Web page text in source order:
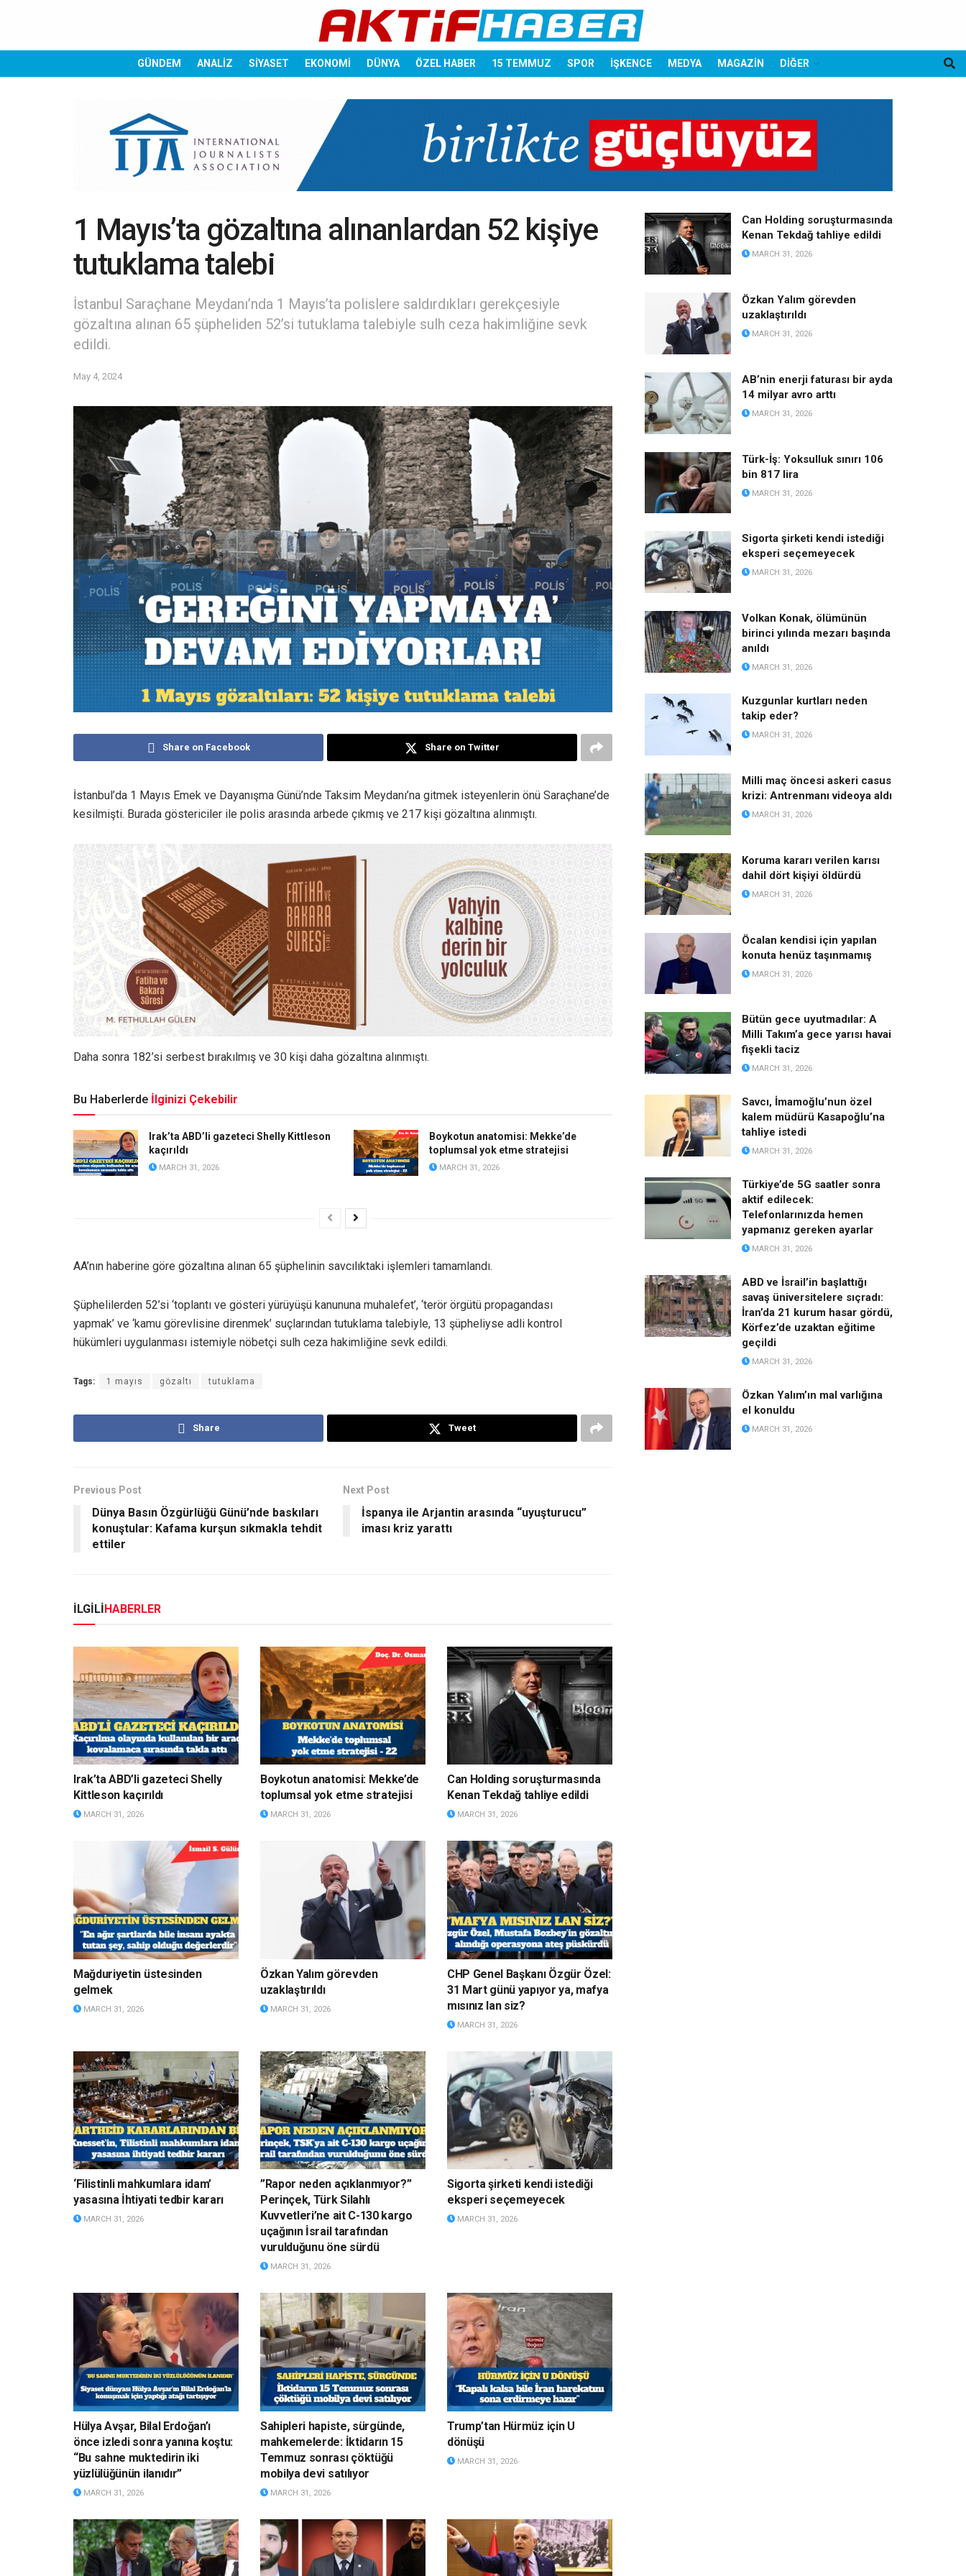
GÜNDEM ANALİZ SİYASET EKONOMİ DÜNYA ÖZEL HABER 15 TEMMUZ SPOR İŞKENCE MEDYA MAGAZİN DİĞER
1 Mayıs’ta gözaltına alınanlardan 52 kişiye
tutuklama talebi
İstanbul Saraçhane Meydanı’nda 1 Mayıs’ta polislere saldırdıkları gerekçesiyle
gözaltına alınan 65 şüpheliden 52’si tutuklama talebiyle sulh ceza hakimliğine sevk
edildi.
May 4, 2024
Share on Facebook Share on Twitter
İstanbul’da 1 Mayıs Emek ve Dayanışma Günü’nde Taksim Meydanı’na gitmek isteyenlerin önü Saraçhane’de
kesilmişti. Burada göstericiler ile polis arasında arbede çıkmış ve 217 kişi gözaltına alınmıştı.
Daha sonra 182’si serbest bırakılmış ve 30 kişi daha gözaltına alınmıştı.
Bu Haberlerde İlginizi Çekebilir
Irak’ta ABD’li gazeteci Shelly Kittleson
kaçırıldı
MARCH 31, 2026
Boykotun anatomisi: Mekke’de
toplumsal yok etme stratejisi
MARCH 31, 2026
AA’nın haberine göre gözaltına alınan 65 şüphelinin savcılıktaki işlemleri tamamlandı.
Şüphelilerden 52’si ‘toplantı ve gösteri yürüyüşü kanununa muhalefet’, ‘terör örgütü propagandası
yapmak’ ve ‘kamu görevlisine direnmek’ suçlarından tutuklama talebiyle, 13 şüpheliyse adli kontrol
hükümleri uygulanması istemiyle nöbetçi sulh ceza hakimliğine sevk edildi.
Tags: 1 mayıs gözaltı tutuklama
Share Tweet
Previous Post
Dünya Basın Özgürlüğü Günü’nde baskıları
konuştular: Kafama kurşun sıkmakla tehdit
ettiler
Next Post
İspanya ile Arjantin arasında “uyuşturucu”
iması kriz yarattı
İLGİLİHABERLER
Irak’ta ABD’li gazeteci Shelly
Kittleson kaçırıldı
MARCH 31, 2026
Boykotun anatomisi: Mekke’de
toplumsal yok etme stratejisi
MARCH 31, 2026
Can Holding soruşturmasında
Kenan Tekdağ tahliye edildi
MARCH 31, 2026
Mağduriyetin üstesinden
gelmek
MARCH 31, 2026
Özkan Yalım görevden
uzaklaştırıldı
MARCH 31, 2026
CHP Genel Başkanı Özgür Özel:
31 Mart günü yapıyor ya, mafya
mısınız lan siz?
MARCH 31, 2026
‘Filistinli mahkumlara idam’
yasasına İhtiyati tedbir kararı
MARCH 31, 2026
”Rapor neden açıklanmıyor?”
Perinçek, Türk Silahlı
Kuvvetleri’ne ait C-130 kargo
uçağının İsrail tarafından
vurulduğunu öne sürdü
MARCH 31, 2026
Sigorta şirketi kendi istediği
eksperi seçemeyecek
MARCH 31, 2026
Hülya Avşar, Bilal Erdoğan’ı
önce izledi sonra yanına koştu:
“Bu sahne muktedirin iki
yüzlülüğünün ilanıdır”
MARCH 31, 2026
Sahipleri hapiste, sürgünde,
mahkemelerde: İktidarın 15
Temmuz sonrası çöktüğü
mobilya devi satılıyor
MARCH 31, 2026
Trump’tan Hürmüz için U
dönüşü
MARCH 31, 2026
Can Holding soruşturmasında
Kenan Tekdağ tahliye edildi
MARCH 31, 2026
Özkan Yalım görevden
uzaklaştırıldı
MARCH 31, 2026
AB’nin enerji faturası bir ayda
14 milyar avro arttı
MARCH 31, 2026
Türk-İş: Yoksulluk sınırı 106
bin 817 lira
MARCH 31, 2026
Sigorta şirketi kendi istediği
eksperi seçemeyecek
MARCH 31, 2026
Volkan Konak, ölümünün
birinci yılında mezarı başında
anıldı
MARCH 31, 2026
Kuzgunlar kurtları neden
takip eder?
MARCH 31, 2026
Milli maç öncesi askeri casus
krizi: Antrenmanı videoya aldı
MARCH 31, 2026
Koruma kararı verilen karısı
dahil dört kişiyi öldürdü
MARCH 31, 2026
Öcalan kendisi için yapılan
konuta henüz taşınmamış
MARCH 31, 2026
Bütün gece uyutmadılar: A
Milli Takım’a gece yarısı havai
fişekli taciz
MARCH 31, 2026
Savcı, İmamoğlu’nun özel
kalem müdürü Kasapoğlu’na
tahliye istedi
MARCH 31, 2026
Türkiye’de 5G saatler sonra
aktif edilecek:
Telefonlarınızda hemen
yapmanız gereken ayarlar
MARCH 31, 2026
ABD ve İsrail’in başlattığı
savaş üniversitelere sıçradı:
İran’da 21 kurum hasar gördü,
Körfez’de uzaktan eğitime
geçildi
MARCH 31, 2026
Özkan Yalım’ın mal varlığına
el konuldu
MARCH 31, 2026